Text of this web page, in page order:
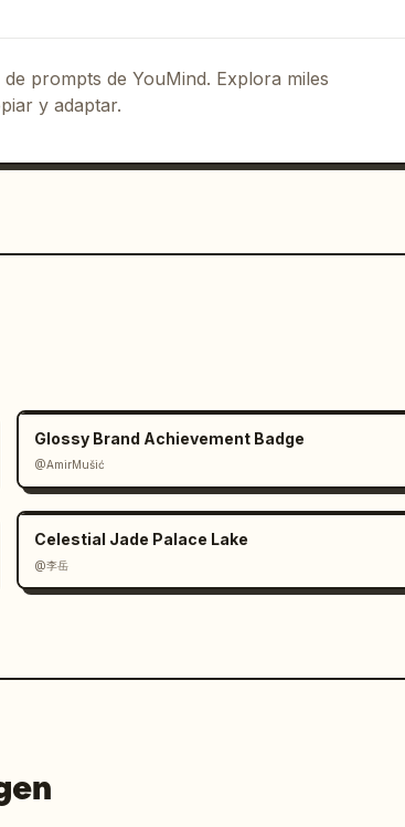
prompts de YouMind. Explora miles
y adaptar.
Glossy Brand Achievement Badge
@AmirMušić
Celestial Jade Palace Lake
@李岳